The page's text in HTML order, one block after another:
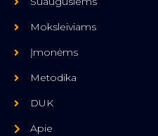
Moksleiviams
Įmonėms
Metodika
DUK
Apie